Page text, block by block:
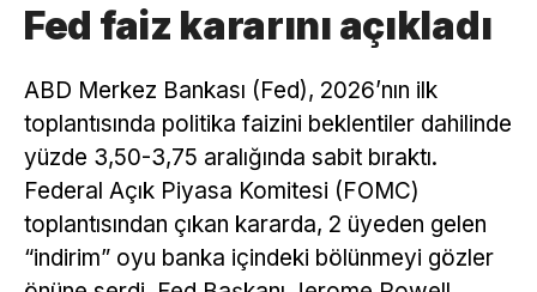
Fed faiz kararını açıkladı
ABD Merkez Bankası (Fed), 2026’nın ilk
toplantısında politika faizini beklentiler dahilinde
yüzde 3,50-3,75 aralığında sabit bıraktı.
Federal Açık Piyasa Komitesi (FOMC)
toplantısından çıkan kararda, 2 üyeden gelen
“indirim” oyu banka içindeki bölünmeyi gözler